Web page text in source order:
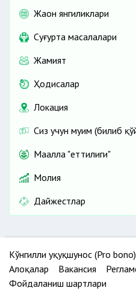
Жаҳон янгиликлари
Cуғурта масалалари
Жамият
Ҳодисалар
Локация
Сиз учун муҳим (билиб
Маҳалла "еттилиги"
Молия
Дайжестлар
Кўнгилли ҳуқуқшунос (Pro bono)
Алоқалар
Вакансия
Фойдаланиш шартлари